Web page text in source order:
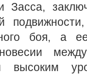
Засса,
боя, а